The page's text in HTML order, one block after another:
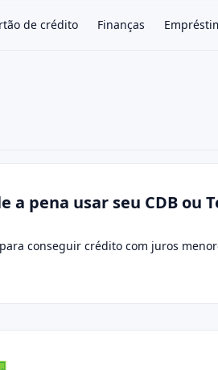
de crédito Finanças
pena usar seu CDB ou
conseguir crédito com juros